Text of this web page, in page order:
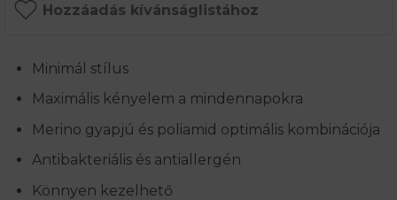
Hozzáadás kívánságlistához
Minimál stílus
Maximális kényelem a mindennapokra
Merino gyapjú és poliamid optimális kombinációja
Antibakteriális és antiallergén
Könnyen kezelhető